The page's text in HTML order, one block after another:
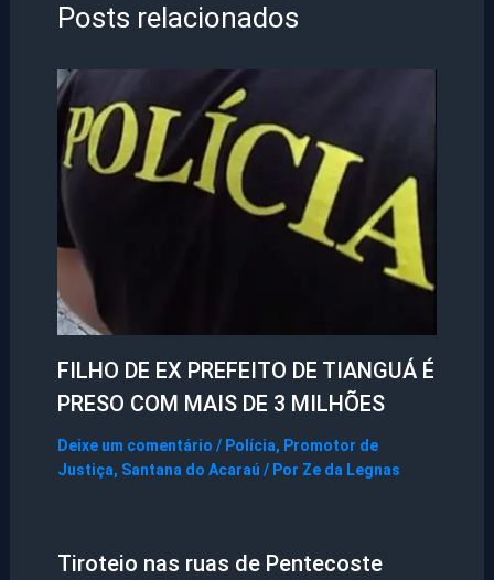
Posts relacionados
FILHO DE EX PREFEITO DE TIANGUÁ É
PRESO COM MAIS DE 3 MILHÕES
Deixe um comentário / Polícia, Promotor de
Justiça, Santana do Acaraú / Por Ze da Legnas
Tiroteio nas ruas de Pentecoste